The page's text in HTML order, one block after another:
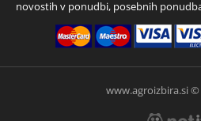
novostih v ponudbi, posebnih
www.agroizbira.si ©